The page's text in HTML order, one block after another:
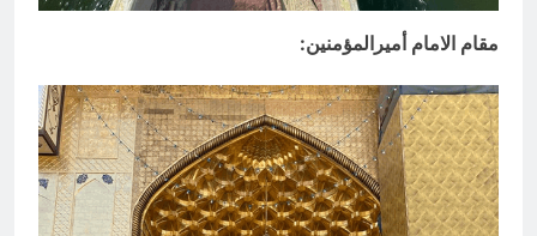
مقام الامام أميرالمؤمنين: